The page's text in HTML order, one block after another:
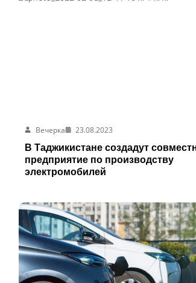
Вечерка
23.08.2023
В Таджикистане создадут
предприятие по производству
электромобилей